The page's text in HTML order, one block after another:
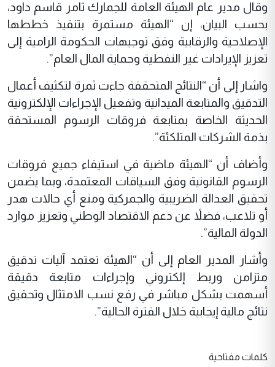
وقال مدير عام الهيئة العامة للجمارك ثامر قاسم داود،
بحسب البيان، إن “الهيئة مستمرة بتنفيذ خططها
الإصلاحية والرقابية وفق توجيهات الحكومة الرامية إلى
تعزيز الإيرادات غير النفطية وحماية المال العام”.
واشار إلى أن “النتائج المتحققة جاءت ثمرة لتكثيف أعمال
التدقيق والمتابعة الميدانية وتفعيل الإجراءات الإلكترونية
الحديثة الخاصة بمتابعة فروقات الرسوم المستحقة
بذمة الشركات المتلكئة”.
وأضاف أن “الهيئة ماضية في استيفاء جميع فروقات
الرسوم القانونية وفق السياقات المعتمدة، وبما يضمن
تحقيق العدالة الضريبية والجمركية ومنع أي حالات هدر
أو تلاعب، فضلاً عن دعم الاقتصاد الوطني وتعزيز موارد
الدولة المالية”.
وأشار المدير العام إلى أن “الهيئة تعتمد آليات تدقيق
متزامن وربط إلكتروني وإجراءات متابعة دقيقة
أسهمت بشكل مباشر في رفع نسب الامتثال وتحقيق
نتائج مالية إيجابية خلال الفترة الحالية”.
كلمات مفتاحية